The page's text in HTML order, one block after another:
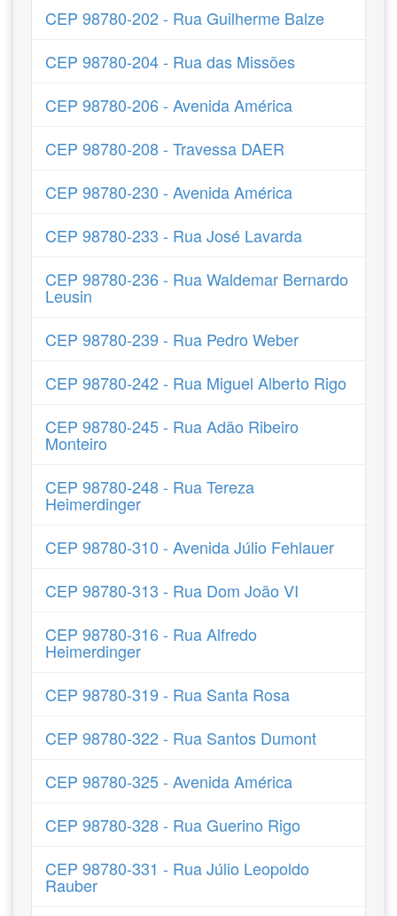
CEP 98780-202 - Rua Guilherme Balze
CEP 98780-204 - Rua das Missões
CEP 98780-206 - Avenida América
CEP 98780-208 - Travessa DAER
CEP 98780-230 - Avenida América
CEP 98780-233 - Rua José Lavarda
CEP 98780-236 - Rua Waldemar Bernardo
Leusin
CEP 98780-239 - Rua Pedro Weber
CEP 98780-242 - Rua Miguel Alberto Rigo
CEP 98780-245 - Rua Adão Ribeiro
Monteiro
CEP 98780-248 - Rua Tereza
Heimerdinger
CEP 98780-310 - Avenida Júlio Fehlauer
CEP 98780-313 - Rua Dom João VI
CEP 98780-316 - Rua Alfredo
Heimerdinger
CEP 98780-319 - Rua Santa Rosa
CEP 98780-322 - Rua Santos Dumont
CEP 98780-325 - Avenida América
CEP 98780-328 - Rua Guerino Rigo
CEP 98780-331 - Rua Júlio Leopoldo
Rauber